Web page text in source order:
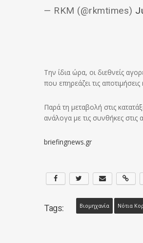
— RKM (@rkmtimes)
Την ίδια ώρα, οι διεθνείς
που επηρεάζει τις
Παρά τη μεταβολή στις
ανάλογα με τις συνθήκες στις
briefingnews.gr
Tags: Βιομηχανία Νότια